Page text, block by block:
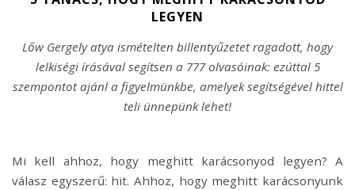
LEGYEN
Lőw Gergely atya ismételten billentyűzetet ragadott, hogy
lelkiségi írásával segítsen a 777 olvasóinak: ezúttal 5
szempontot ajánl a figyelmünkbe, amelyek segítségével hittel
teli ünnepünk lehet!
Mi kell ahhoz, hogy meghitt karácsonyod legyen? A
válasz egyszerű: hit. Ahhoz, hogy meghitt karácsonyunk